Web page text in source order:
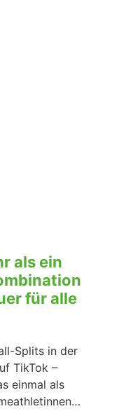
als ein
für alle
Splits in der
TikTok –
einmal als